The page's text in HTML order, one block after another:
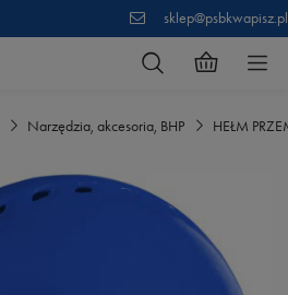
sklep@psbkwapisz.pl
Narzędzia, akcesoria, BHP HEŁM